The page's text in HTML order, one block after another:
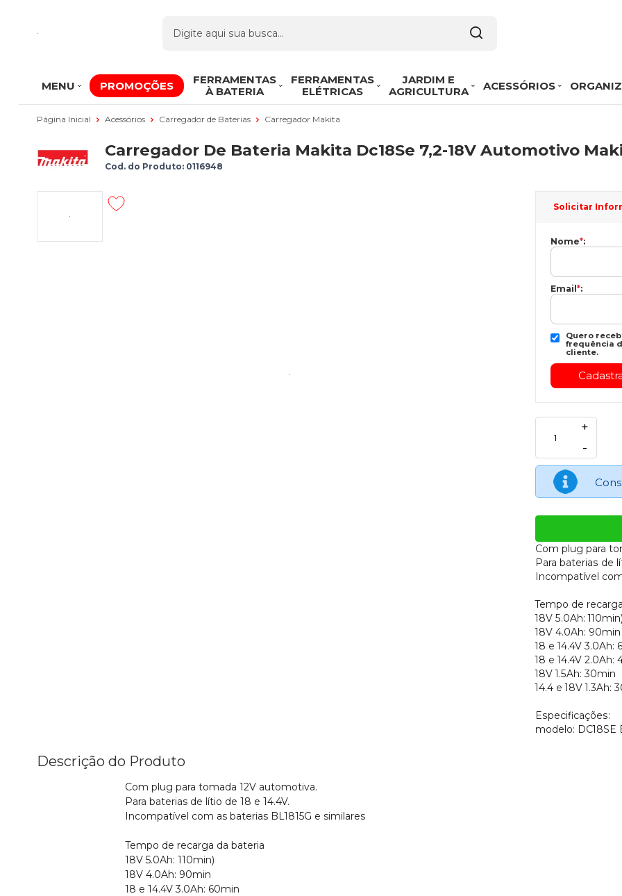
MENU PROMOÇÕES
FERRAMENTAS
À BATERIA
FERRAMENTAS
ELÉTRICAS
JARDIM E
AGRICULTURA
ACESSÓRIOS
Página Inicial Acessórios Carregador de Baterias Carregador Makita
Carregador De Bateria Makita Dc18Se 7,2-18V Automotivo
Cod. do Produto: 0116948
Solicitar
Nome*:
Email *:
Quero
frequência
cliente.
-
+
Com plug para
Para baterias de
Incompatível
Tempo de
18V 5.0Ah: 110min)
18V 4.0Ah: 90min
18 e 14.4V 3.0Ah:
18 e 14.4V 2.0Ah:
18V 1.5Ah: 30min
14.4 e 18V 1.3Ah:
Especificações:
modelo: DC18SE
Descrição do Produto
Com plug para tomada 12V automotiva.
Para baterias de lítio de 18 e 14.4V.
Incompatível com as baterias BL1815G e similares
Tempo de recarga da bateria
18V 5.0Ah: 110min)
18V 4.0Ah: 90min
18 e 14.4V 3.0Ah: 60min